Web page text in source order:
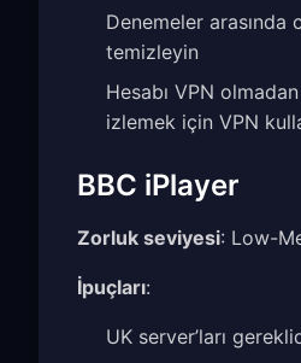
Denemeler arasında
temizleyin
Hesabı VPN
izlemek için VPN
BBC iPlayer
Zorluk seviyesi: Low-
İpuçları:
UK server’ları